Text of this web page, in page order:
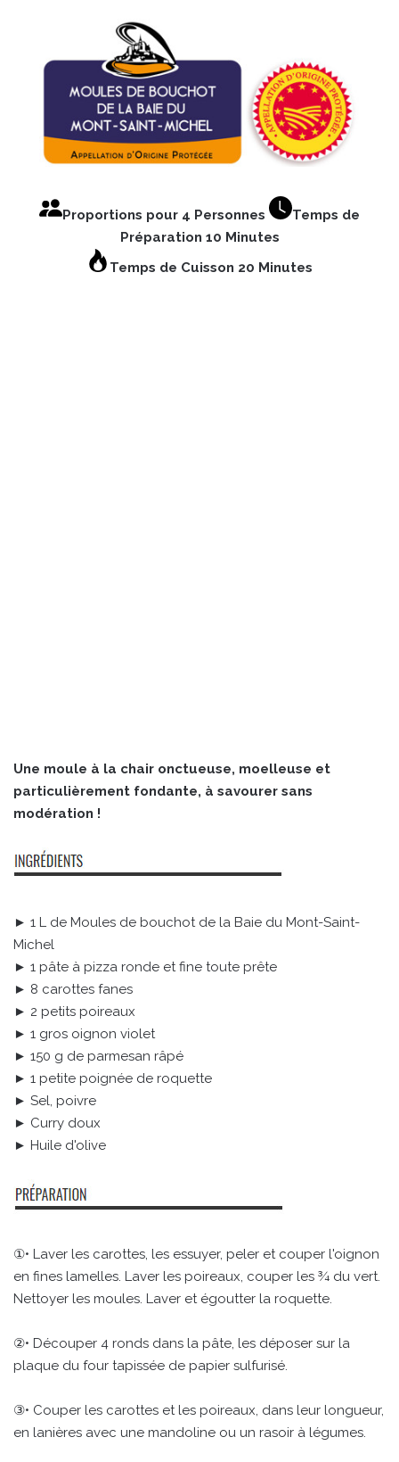
Proportions pour 4 Personnes
Temps de
Préparation 10 Minutes
Temps de Cuisson 20 Minutes
Une moule à la chair onctueuse, moelleuse et
particulièrement fondante, à savourer sans
modération !
► 1 L de Moules de bouchot de la Baie du Mont-Saint-
Michel
► 1 pâte à pizza ronde et fine toute prête
► 8 carottes fanes
► 2 petits poireaux
► 1 gros oignon violet
► 150 g de parmesan râpé
► 1 petite poignée de roquette
► Sel, poivre
► Curry doux
► Huile d'olive
①• Laver les carottes, les essuyer, peler et couper l'oignon
en fines lamelles. Laver les poireaux, couper les ¾ du vert.
Nettoyer les moules. Laver et égoutter la roquette.
②• Découper 4 ronds dans la pâte, les déposer sur la
plaque du four tapissée de papier sulfurisé.
③• Couper les carottes et les poireaux, dans leur longueur,
en lanières avec une mandoline ou un rasoir à légumes.